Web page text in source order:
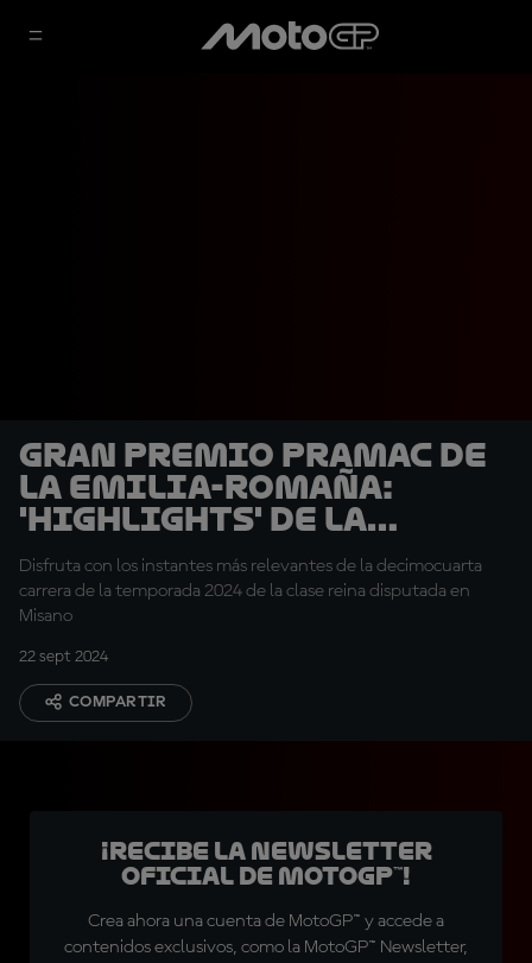
Gran Premio Pramac de
la Emilia-Romaña:
'Highlights' de la
carrera de MotoGP™
Disfruta con los instantes más relevantes de la decimocuarta
carrera de la temporada 2024 de la clase reina disputada en
Misano
22 sept 2024
COMPARTIR
¡Recibe la Newsletter
oficial de MotoGP™!
Crea ahora una cuenta de MotoGP™ y accede a
contenidos exclusivos, como la MotoGP™ Newsletter,